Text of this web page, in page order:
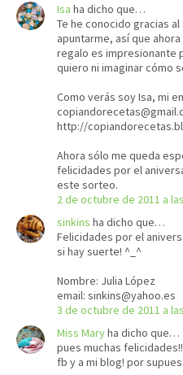
Isa ha dicho que…
Te he conocido gracias
apuntarme, así que
regalo es impresionante
quiero ni imaginar cómo
Como verás soy Isa, mi
http://
Ahora sólo me queda
felicidades por el
este sorteo.
2 de octubre de 2011 a
sinkins ha dicho que…
Felicidades por el
si hay suerte! ^_^
Nombre: Julia López
email: sinkins@yahoo.es
3 de octubre de 2011 a
Miss Maryha dicho que…
pues muchas
fb y a mi blog! por